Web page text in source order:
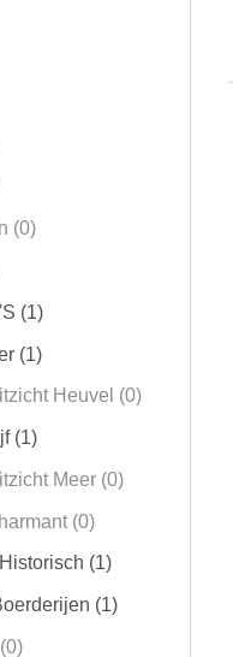
(0)
(1)
(1)
Heuvel (0)
(1)
Meer (0)
(0)
(1)
(1)
(0)